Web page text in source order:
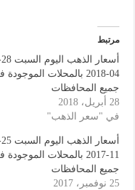
مرتبط
أسعار الذهب
04-2018 بالمحلات الموجودة
جميع المحافظات
28 أبريل، 2018
في "سعر الذهب"
أسعار الذهب
11-2017 بالمحلات الموجودة
جميع المحافظات
25 نوفمبر، 2017